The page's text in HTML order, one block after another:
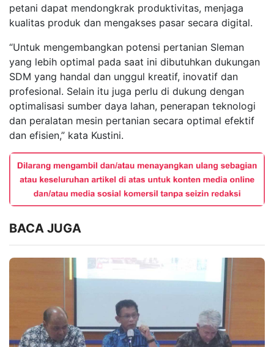
petani dapat mendongkrak produktivitas, menjaga
kualitas produk dan mengakses pasar secara digital.
“Untuk mengembangkan potensi pertanian Sleman
yang lebih optimal pada saat ini dibutuhkan dukungan
SDM yang handal dan unggul kreatif, inovatif dan
profesional. Selain itu juga perlu di dukung dengan
optimalisasi sumber daya lahan, penerapan teknologi
dan peralatan mesin pertanian secara optimal efektif
dan efisien,” kata Kustini.
BACA JUGA